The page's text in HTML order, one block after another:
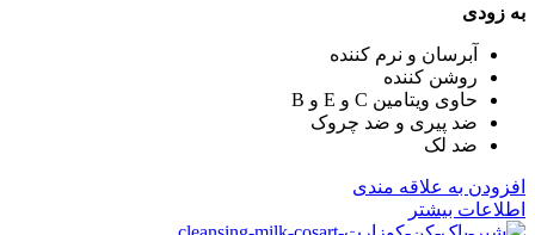
به زودی
آبرسان و نرم کننده
روشن کننده
حاوی ویتامین C و E و B
ضد پیری و ضد چروک
ضد لک
افزودن به علاقه مندی
اطلاعات بیشتر